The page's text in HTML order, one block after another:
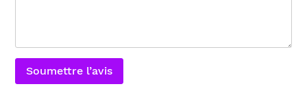
Soumettre l’avis